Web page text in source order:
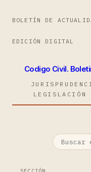
BOLETÍN DE
EDICIÓN DIGITAL
Codigo Civil.
LEGISLACIÓN